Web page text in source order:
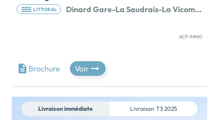
LITTORAL Dinard Gare-La Saudrais-La Vicomte 35
ACP IMMO
déjà incluses dans les prix de vente)Située à proximité
de la plage réputée du Prieuré et de son eau couleur
émeraude, la Résidence Ô Rivage bénéficie d'un
emplacement privilégié dans la cité balnéaire.Ô
Rivage, c'est avant tout une identité architecturale
Brochure Voir
Livraison immédiate Livraison T3 2025